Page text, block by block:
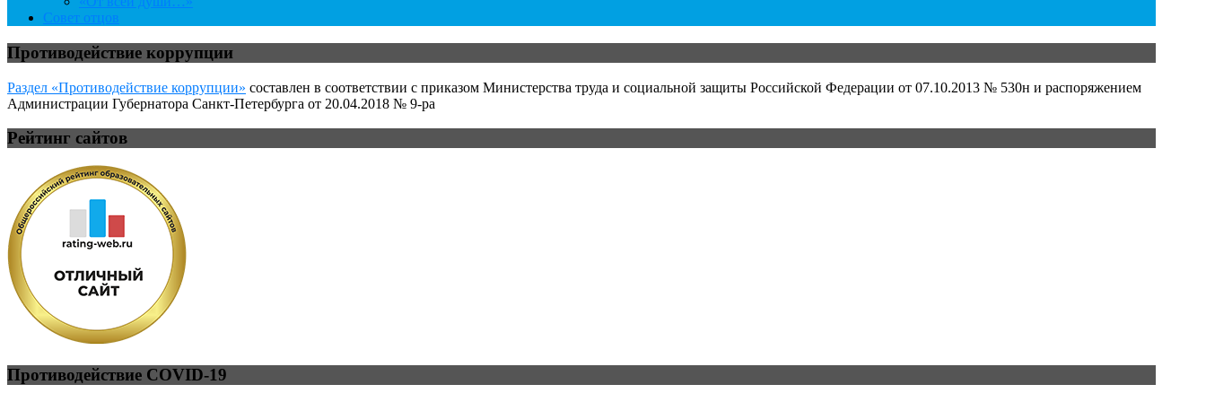
Совет отцов
Противодействие коррупции
Раздел «Противодействие коррупции» составлен в соответствии с приказом Министерства труда и социальной защиты Российской Федерации от 07.10.2013 № 530н и распоряжением
Администрации Губернатора Санкт-Петербурга от 20.04.2018 № 9-ра
Рейтинг сайтов
Противодействие COVID-19